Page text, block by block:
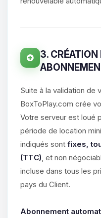
3. CRÉATION
Suite à la validation de
BoxToPlay.com crée
Votre serveur est loué
période de location
indiqués sont fixes,
(TTC), et non
incluse dans tous les
pays du Client.
Abonnement
07/08/2026 à